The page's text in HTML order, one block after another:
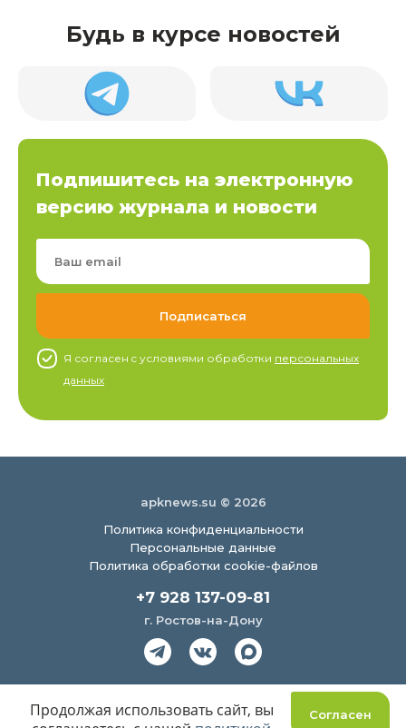
Будь в курсе новостей
Подпишитесь на электронную
версию журнала и новости
Я согласен c условиями обработки персональных
данных
apknews.su © 2026
Политика конфиденциальности
Персональные данные
Политика обработки cookie-файлов
+7 928 137-09-81
г. Ростов-на-Дону
Согласен
Продолжая использовать сайт, вы